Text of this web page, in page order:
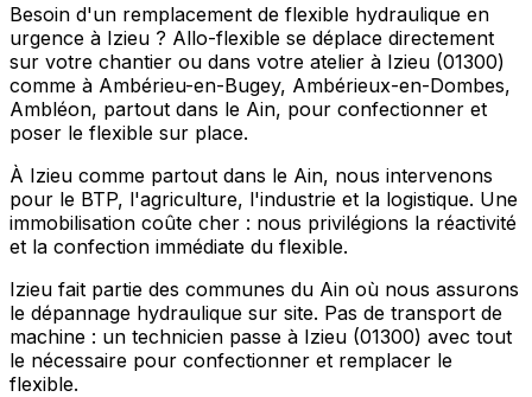
Besoin d'un remplacement de flexible hydraulique en
urgence à Izieu ? Allo-flexible se déplace directement
sur votre chantier ou dans votre atelier à Izieu (01300)
comme à Ambérieu-en-Bugey, Ambérieux-en-Dombes,
Ambléon, partout dans le Ain, pour confectionner et
poser le flexible sur place.
À Izieu comme partout dans le Ain, nous intervenons
pour le BTP, l'agriculture, l'industrie et la logistique. Une
immobilisation coûte cher : nous privilégions la réactivité
et la confection immédiate du flexible.
Izieu fait partie des communes du Ain où nous assurons
le dépannage hydraulique sur site. Pas de transport de
machine : un technicien passe à Izieu (01300) avec tout
le nécessaire pour confectionner et remplacer le
flexible.